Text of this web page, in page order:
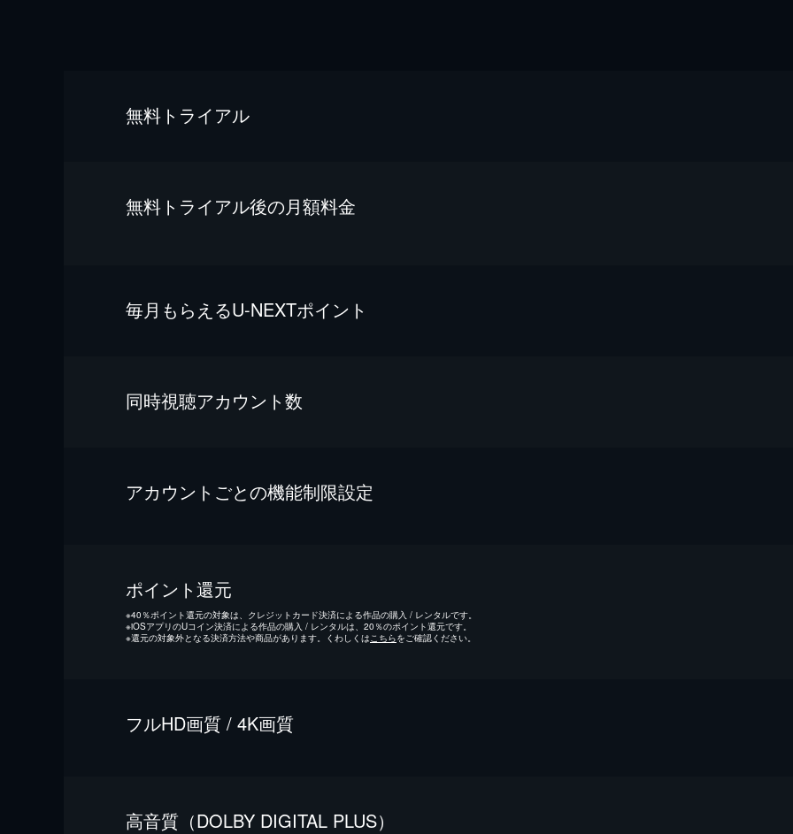
無料トライアル
無料トライアル後の⽉額料金
毎⽉もらえるU-NEXTポイント
同時視聴アカウント数
アカウントごとの機能制限設定
ポイント還元
※40％ポイント還元の対象は、クレジットカード決済による作品の購入 / レンタルです。
※iOSアプリのUコイン決済による作品の購入 / レンタルは、20％のポイント還元です。
※還元の対象外となる決済方法や商品があります。くわしくは こちらをご確認ください。
フルHD画質 / 4K画質
⾼⾳質（DOLBY DIGITAL PLUS）